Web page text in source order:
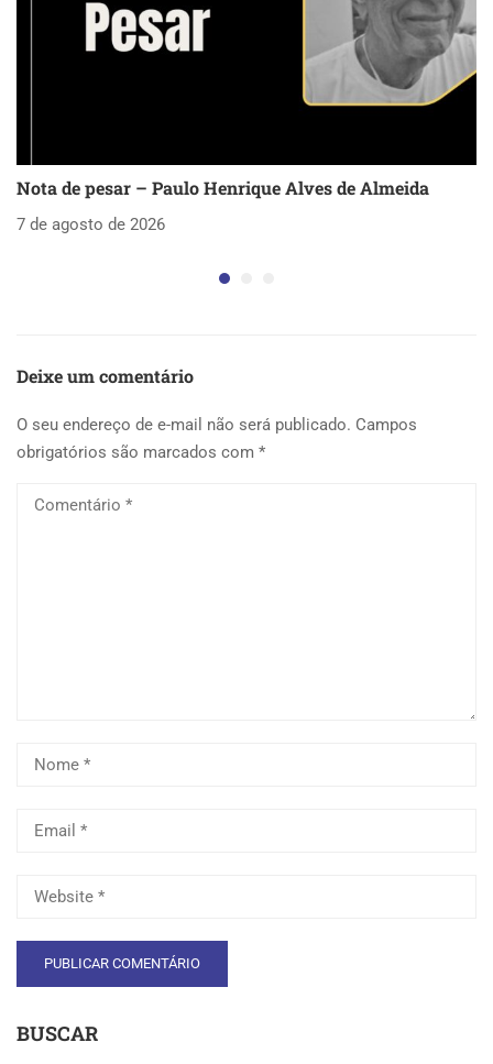
Nota de pesar – Paulo Henrique Alves de Almeida
7 de agosto de 2026
Deixe um comentário
O seu endereço de e-mail não será publicado. Campos
obrigatórios são marcados com *
BUSCAR